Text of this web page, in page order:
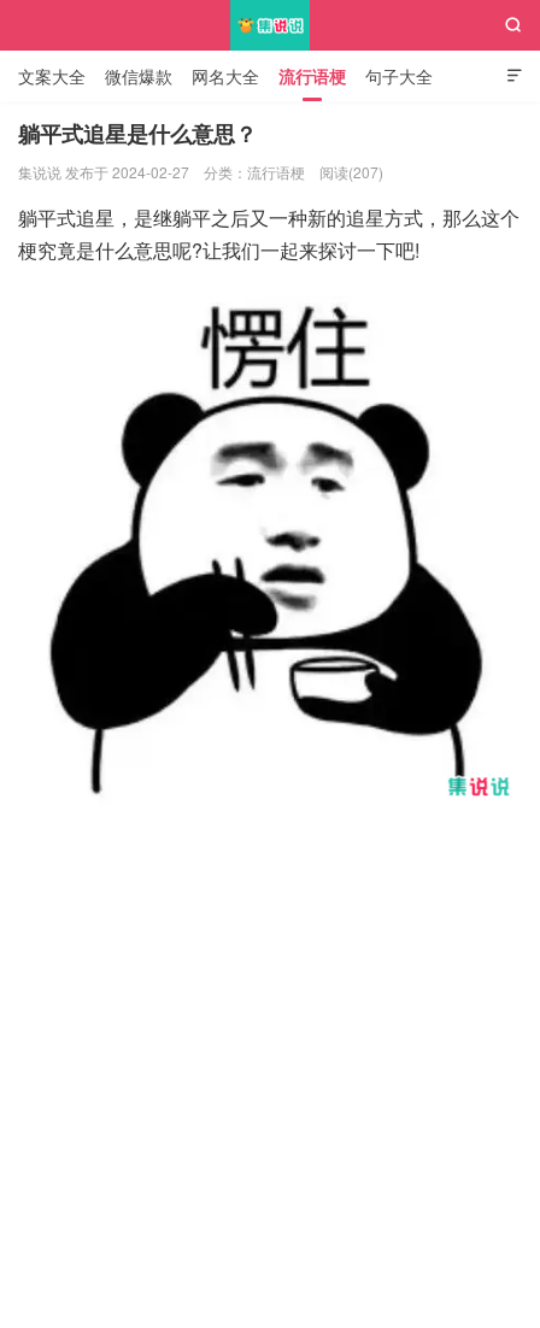

文案大全 微信爆款 网名大全 流行语梗 句子大全
知识大全

躺平式追星是什么意思？
集说说 发布于 2024-02-27 分类： 流行语梗 阅读(207)
躺平式追星，是继躺平之后又一种新的追星方式，那么这个
梗究竟是什么意思呢?让我们一起来探讨一下吧!